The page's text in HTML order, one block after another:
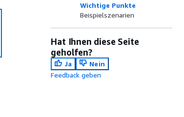
Wichtige Punkte
Beispielszenarien
Hat Ihnen diese Seite
geholfen?
Ja
Nein
Feedback geben